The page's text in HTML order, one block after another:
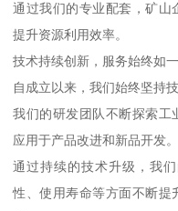
通过我们的专业配套，矿山
提升资源利用效率。
技术持续创新，服务始终如一
自成立以来，我们始终坚持
我们的研发团队不断探索工
应用于产品改进和新品开发。
通过持续的技术升级，我
性、使用寿命等方面不断提